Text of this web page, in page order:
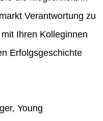
Verantwortung zu
Ihren Kolleginnen
Erfolgsgeschichte
Young